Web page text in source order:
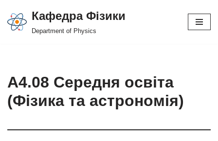
Перейти
Кафедра Фізики
Department of Physics
А4.08 Середня освіта
(Фізика та астрономія)